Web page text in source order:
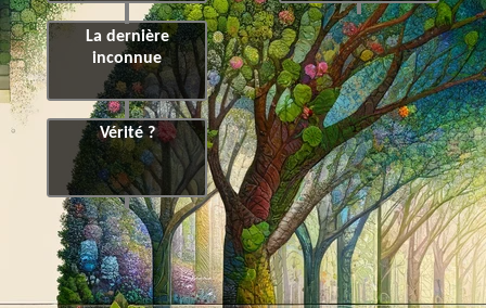
La dernière
inconnue
Vérité ?